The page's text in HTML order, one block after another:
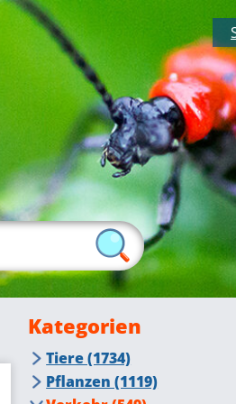
Kategorien
Tiere (1734)
Insekten (415)
Pflanzen (1119)